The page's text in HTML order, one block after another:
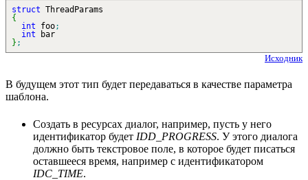
struct ThreadParams
{
int foo;
int bar
} ;
Исходник
В будущем этот тип будет передаваться в качестве параметра
шаблона.
Создать в ресурсах диалог, например, пусть у него
идентификатор будет IDD_PROGRESS. У этого диалога
должно быть текстровое поле, в которое будет писаться
оставшееся время, например с идентификатором
IDC_TIME.